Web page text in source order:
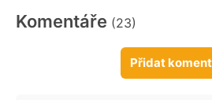
Komentáře (23)
Přidat